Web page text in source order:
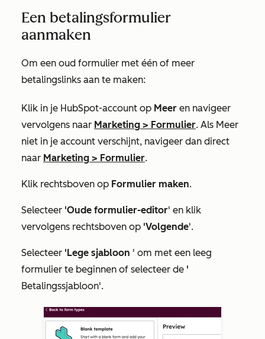
Een betalingsformulier
aanmaken
Om een oud formulier met één of meer
betalingslinks aan te maken:
Klik in je HubSpot-account op Meer en navigeer
vervolgens naar Marketing > Formulier. Als Meer
niet in je account verschijnt, navigeer dan direct
naar Marketing > Formulier.
Klik rechtsboven op Formulier maken.
Selecteer 'Oude formulier-editor' en klik
vervolgens rechtsboven op 'Volgende'.
Selecteer 'Lege sjabloon ' om met een leeg
formulier te beginnen of selecteer de '
Betalingssjabloon'.